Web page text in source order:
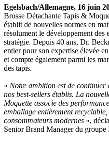
Egelsbach/Allemagne, 16 juin
Brosse Détachante Tapis &
établit de nouvelles normes en
résolument le développement des
stratégie. Depuis 40 ans, Dr.
entier pour son expertise élevée
et compte également parmi les
des tapis.
« Notre ambition est de continuer
nos best-sellers établis. La
Moquette associe des
emballage entièrement
consommateurs modernes »,
Senior Brand Manager du groupe